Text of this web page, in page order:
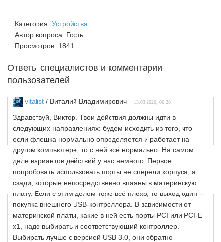
Категория: Устройства
Автор вопроса: Гость
Просмотров: 1841
Ответы специалистов и комментарии
пользователей
vitalist / Виталий Владимирович 13.03.2020, 06:28
Здравствуй, Виктор. Твои действия должны идти в
следующих направлениях: будем исходить из того, что
если флешка нормально определяется и работает на
другом компьютере, то с ней всё нормально. На самом
деле вариантов действий у нас немного. Первое:
попробовать использовать порты не сперели корпуса, а
сзади, которые непосредственно впаяны в материнскую
плату. Если с этим делом тоже всё плохо, то выход один --
покупка внешнего USB-контроллера. В зависимости от
материнской платы, какие в ней есть порты PCI или PCI-E
x1, надо выбирать и соответствующий контроллер.
Выбирать лучше с версией USB 3.0, они обратно